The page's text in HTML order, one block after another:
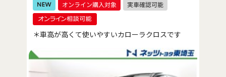
＊車高が高くて使いやすいカローラクロスです